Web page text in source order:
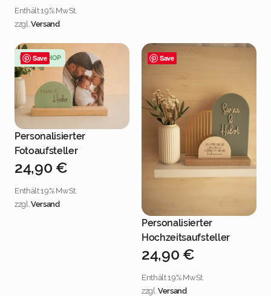
Enthält 19% MwSt.
zzgl.Versand
Save
Personalisierter
Fotoaufsteller
NEU IM SHOP
Jetzt personalisieren
24,90 €
Enthält 19% MwSt.
zzgl.Versand
Save
Personalisierter
Hochzeitsaufsteller
Jetzt personalisieren
24,90 €
Enthält 19% MwSt.
zzgl.Versand